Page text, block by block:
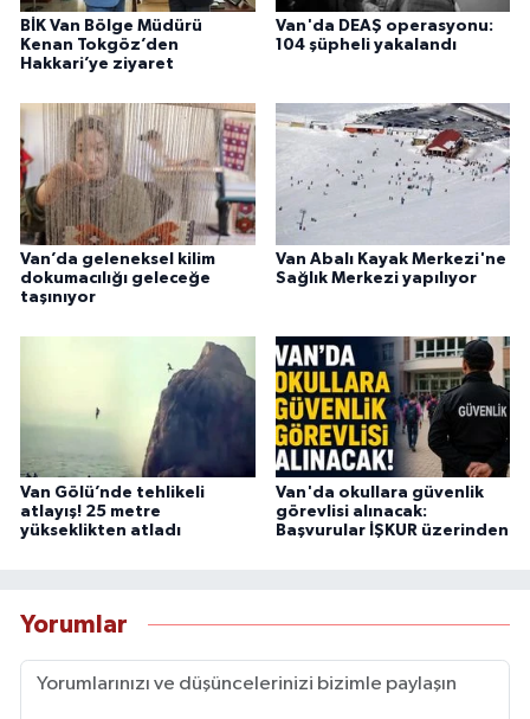
BİK Van Bölge Müdürü
Kenan Tokgöz’den
Hakkari’ye ziyaret
Van'da DEAŞ operasyonu:
104 şüpheli yakalandı
Van’da geleneksel kilim
dokumacılığı geleceğe
taşınıyor
Van Abalı Kayak Merkezi'ne
Sağlık Merkezi yapılıyor
Van Gölü’nde tehlikeli
atlayış! 25 metre
yükseklikten atladı
Van'da okullara güvenlik
görevlisi alınacak:
Başvurular İŞKUR üzerinden
Yorumlar